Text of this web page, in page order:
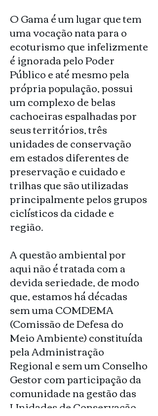
O Gama é um lugar que tem
uma vocação nata para o
ecoturismo que infelizmente
é ignorada pelo Poder
Público e até mesmo pela
própria população, possui
um complexo de belas
cachoeiras espalhadas por
seus territórios, três
unidades de conservação
em estados diferentes de
preservação e cuidado e
trilhas que são utilizadas
principalmente pelos grupos
ciclísticos da cidade e
região.
A questão ambiental por
aqui não é tratada com a
devida seriedade, de modo
que, estamos há décadas
sem uma COMDEMA
(Comissão de Defesa do
Meio Ambiente) constituída
pela Administração
Regional e sem um Conselho
Gestor com participação da
comunidade na gestão das
Unidades de Conservação,